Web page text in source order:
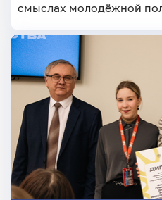
смыслах молодёжной